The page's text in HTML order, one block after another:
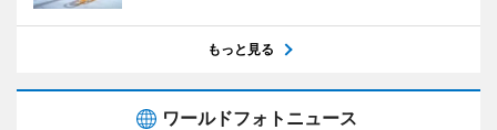
もっと見る
ワールドフォトニュース